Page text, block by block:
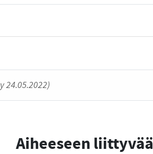
24.05.2022)
Aiheeseen liittyvää